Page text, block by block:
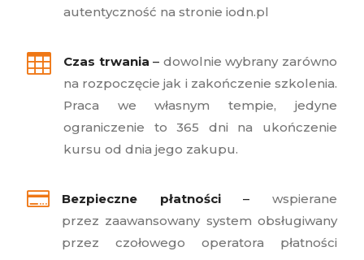
autentyczność na stronie iodn.pl
 Czas trwania– dowolnie wybrany zarówno
na rozpoczęcie jak i zakończenie szkolenia.
Praca we własnym tempie, jedyne
ograniczenie to 365 dni na ukończenie
kursu od dnia jego zakupu.
 Bezpieczne płatności– wspierane
przez zaawansowany system obsługiwany
przez czołowego operatora płatności